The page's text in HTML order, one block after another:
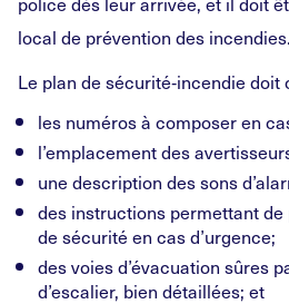
local de prévention des incendies.
Le plan de sécurité‑incendie doit
les numéros à composer en
l’emplacement des
une description des sons
des instructions permettant
de sécurité en cas d’urgence;
des voies d’évacuation sûres
d’escalier, bien détaillées; et